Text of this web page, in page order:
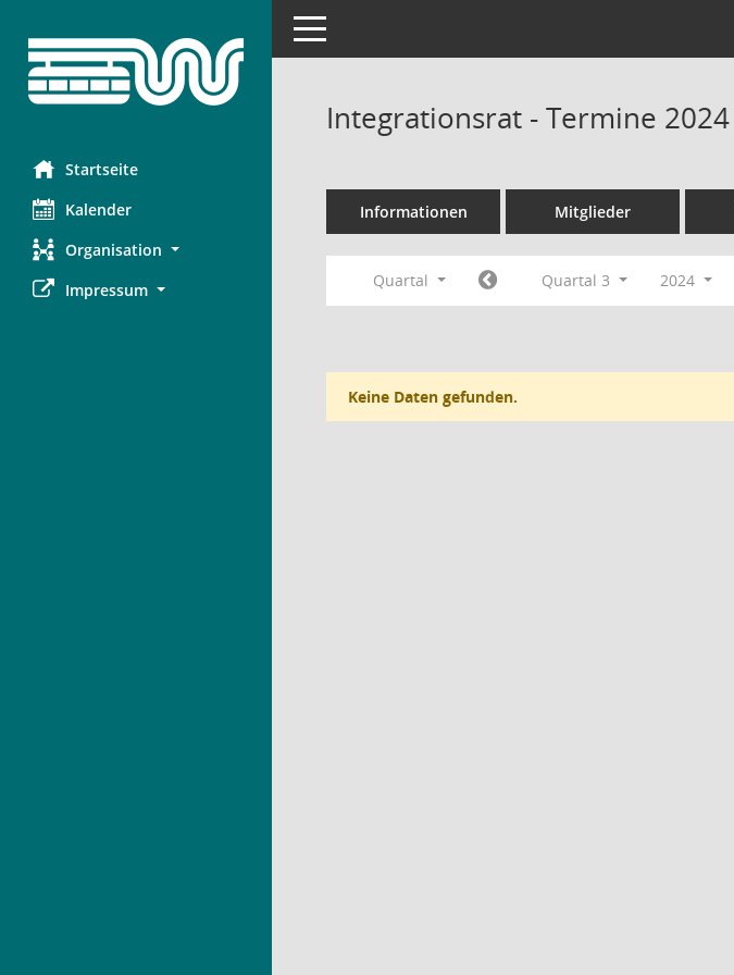
Startseite
Kalender
Organisation
Impressum
Toggle navigation
Integrationsrat - Termine 2024
Informationen Mitglieder
Quartal Quartal 3 2024
Keine Daten gefunden.